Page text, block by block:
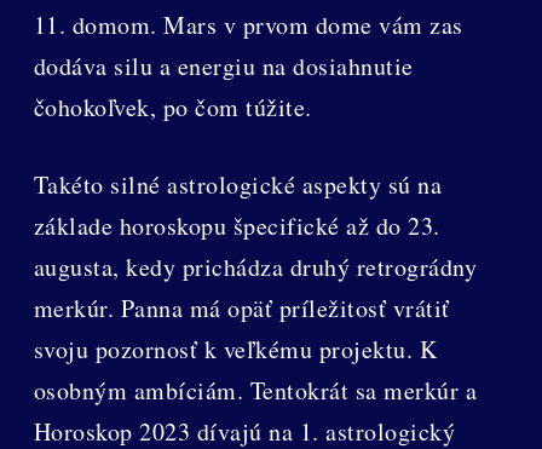
11. domom. Mars v prvom dome vám zas
dodáva silu a energiu na dosiahnutie
čohokoľvek, po čom túžite.
Takéto silné astrologické aspekty sú na
základe horoskopu špecifické až do 23.
augusta, kedy prichádza druhý retrográdny
merkúr. Panna má opäť príležitosť vrátiť
svoju pozornosť k veľkému projektu. K
osobným ambíciám. Tentokrát sa merkúr a
Horoskop 2023 dívajú na 1. astrologický